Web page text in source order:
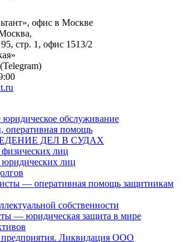
офис в Москве
стр. 1, офис 1513/2
(Telegram)
юридическое обслуживание
оперативная помощь
ДЕЛ В СУДАХ
физических лиц
юридических лиц
— оперативная помощь защитникам
собственности
— юридическая защита в мире
Ликвидация ООО